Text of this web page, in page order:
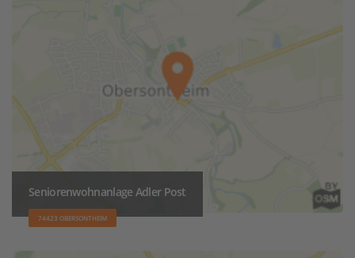
Seniorenwohnanlage Adler Post
74423 OBERSONTHEIM